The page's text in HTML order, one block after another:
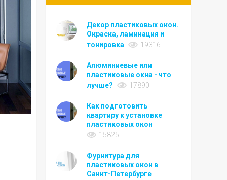
Декор пластиковых окон.
Окраска, ламинация и
тонировка
19316
Алюминиевые или
пластиковые окна - что
лучше?
17890
Как подготовить
квартиру к установке
пластиковых окон
15825
Фурнитура для
пластиковых окон в
Санкт-Петербурге